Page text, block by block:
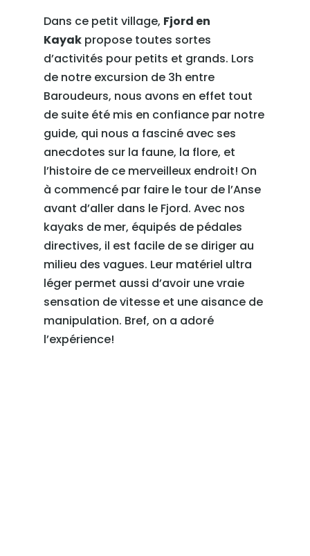
Dans ce petit village, Fjord en
Kayakpropose toutes sortes
d’activités pour petits et grands. Lors
de notre excursion de 3h entre
Baroudeurs, nous avons en effet tout
de suite été mis en confiance par notre
guide, qui nous a fasciné avec ses
anecdotes sur la faune, la flore, et
l’histoire de ce merveilleux endroit! On
à commencé par faire le tour de l’Anse
avant d’aller dans le Fjord. Avec nos
kayaks de mer, équipés de pédales
directives, il est facile de se diriger au
milieu des vagues. Leur matériel ultra
léger permet aussi d’avoir une vraie
sensation de vitesse et une aisance de
manipulation. Bref, on a adoré
l’expérience!